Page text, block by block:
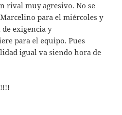
rival muy agresivo. No se
para el miércoles y
exigencia y
para el equipo. Pues
igual va siendo hora de